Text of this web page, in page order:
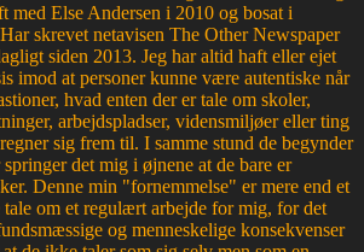
med Else Andersen i 2010 og bosat i
skrevet netavisen The Other Newspaper
siden 2013. Jeg har altid haft eller ejet
imod at personer kunne være autentiske når
hvad enten der er tale om skoler,
arbejdspladser, vidensmiljøer eller ting
sig frem til. I samme stund de begynder
det mig i øjnene at de bare er
Denne min "fornemmelse" er mere end et
tale om et regulært arbejde for mig, for det
og menneskelige konsekvenser